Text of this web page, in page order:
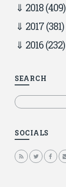
2018(409)
2017(381)
2016(232)
SEARCH
Αναζητηση
SOCIALS